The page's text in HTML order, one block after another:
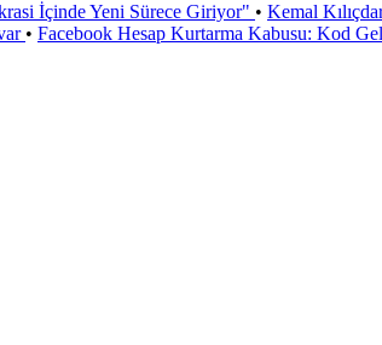
İçinde Yeni Sürece Giriyor" • Kemal
• Facebook Hesap Kurtarma Kabusu: Kod